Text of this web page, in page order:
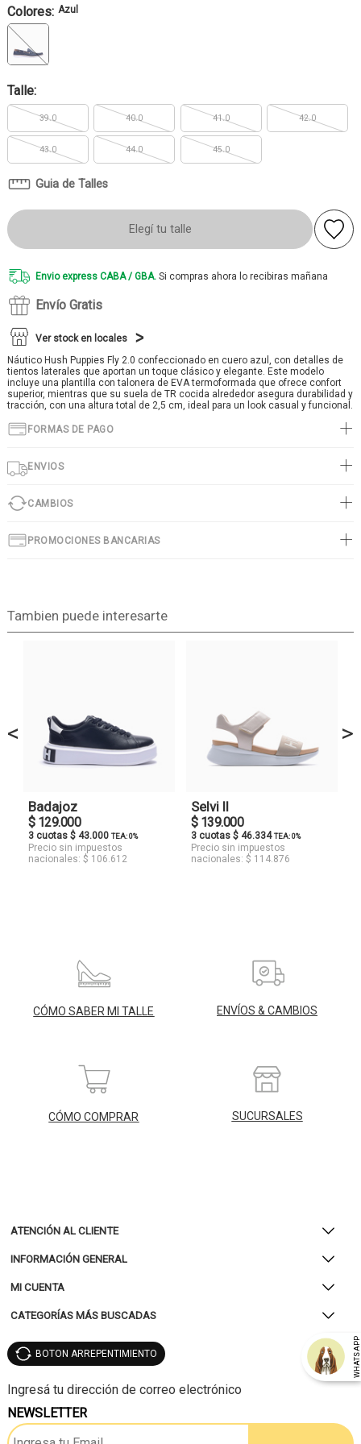
Colores: Azul
Talle:
39.0 40.0 41.0 42.0
43.0 44.0 45.0
Guia de Talles
Elegí tu talle
Envio express CABA / GBA. Si compras ahora lo recibiras mañana
Envío Gratis
Ver stock en locales
Náutico Hush Puppies Fly 2.0 confeccionado en cuero azul, con detalles de
tientos laterales que aportan un toque clásico y elegante. Este modelo
incluye una plantilla con talonera de EVA termoformada que ofrece confort
superior, mientras que su suela de TR cocida alrededor asegura durabilidad y
tracción, con una altura total de 2,5 cm, ideal para un look casual y funcional.
FORMAS DE PAGO
ENVIOS
CAMBIOS
PROMOCIONES BANCARIAS
Tambien puede interesarte
<
Badajoz
$ 129.000
3 cuotas $ 43.000 TEA: 0%
Precio sin impuestos
nacionales: $ 106.612
Selvi II
$ 139.000
3 cuotas $ 46.334TEA: 0%
Precio sin impuestos
nacionales: $ 114.876
>
CÓMO SABER MI TALLE ENVÍOS & CAMBIOS
CÓMO COMPRAR SUCURSALES
ATENCIÓN AL CLIENTE
INFORMACIÓN GENERAL
MI CUENTA
CATEGORÍAS MÁS BUSCADAS
WHATSAPP
BOTON ARREPENTIMIENTO
NEWSLETTER